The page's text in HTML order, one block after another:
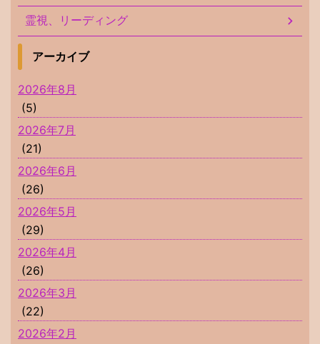
霊視、リーディング
アーカイブ
2026年8月
(5)
2026年7月
(21)
2026年6月
(26)
2026年5月
(29)
2026年4月
(26)
2026年3月
(22)
2026年2月